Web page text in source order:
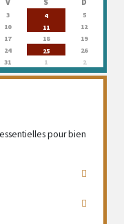
3 4
5
10 11
12
17 18
19
24 25
26
31 1 2
pour bien